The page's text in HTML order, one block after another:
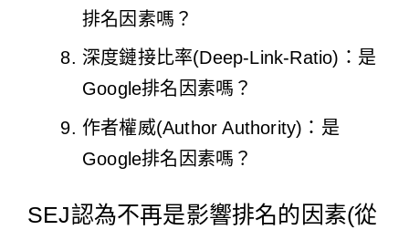
排名因素嗎？
深度鏈接比率(Deep-Link-Ratio)：是
Google排名因素嗎？
作者權威(Author Authority)：是
Google排名因素嗎？
SEJ認為不再是影響排名的因素(從